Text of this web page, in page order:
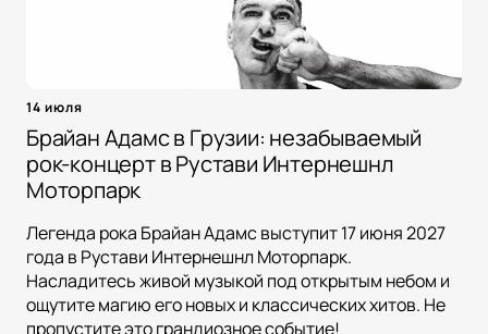
14 июля
Брайан Адамс в Грузии: незабываемый
рок-концерт в Рустави Интернешнл
Моторпарк
Легенда рока Брайан Адамс выступит 17 июня 2027
года в Рустави Интернешнл Моторпарк.
Насладитесь живой музыкой под открытым небом и
ощутите магию его новых и классических хитов. Не
пропустите это грандиозное событие!